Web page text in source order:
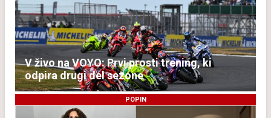
V živo na VOYO: Prvi prosti trening, ki
odpira drugi del sezone
POPIN